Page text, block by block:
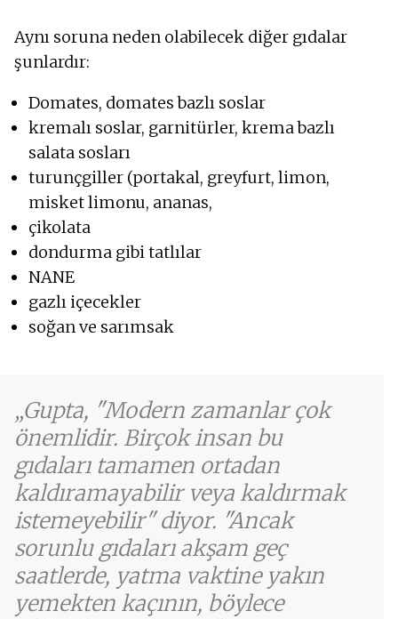
Aynı soruna neden olabilecek diğer gıdalar
şunlardır:
Domates, domates bazlı soslar
kremalı soslar, garnitürler, krema bazlı
salata sosları
turunçgiller (portakal, greyfurt, limon,
misket limonu, ananas,
çikolata
dondurma gibi tatlılar
NANE
gazlı içecekler
soğan ve sarımsak
Gupta, "Modern zamanlar çok
önemlidir. Birçok insan bu
gıdaları tamamen ortadan
kaldıramayabilir veya kaldırmak
istemeyebilir" diyor. "Ancak
sorunlu gıdaları akşam geç
saatlerde, yatma vaktine yakın
yemekten kaçının, böylece